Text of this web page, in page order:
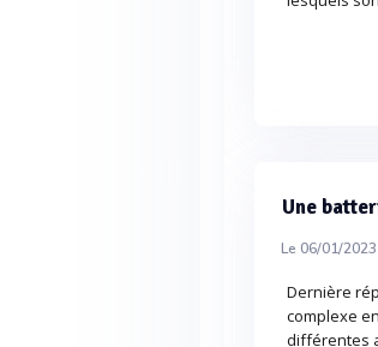
Une
Le 06/01/
Dernière
complexe
différentes